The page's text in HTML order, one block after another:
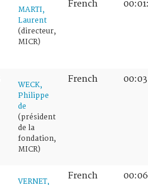
MARTI,
Laurent
(directeur,
MICR)
French
WECK,
Philippe
de
(président
de la
fondation,
MICR)
French
VERNET,
French